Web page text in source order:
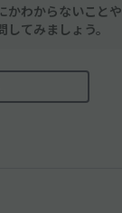
かわからないことや
てみましょう。